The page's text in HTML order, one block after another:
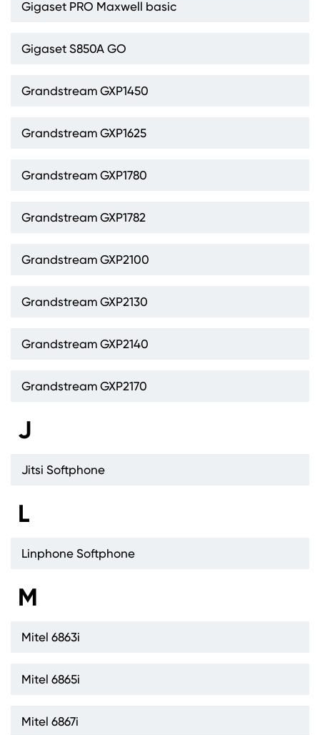
Gigaset PRO Maxwell basic
Gigaset S850A GO
Grandstream GXP1450
Grandstream GXP1625
Grandstream GXP1780
Grandstream GXP1782
Grandstream GXP2100
Grandstream GXP2130
Grandstream GXP2140
Grandstream GXP2170
J
Jitsi Softphone
L
Linphone Softphone
M
Mitel 6863i
Mitel 6865i
Mitel 6867i